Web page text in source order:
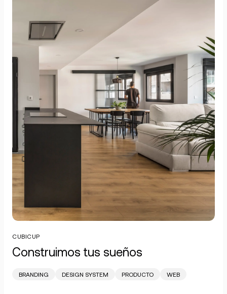
CUBICUP
Construimos tus sueños
BRANDING DESIGN SYSTEM PRODUCTO WEB